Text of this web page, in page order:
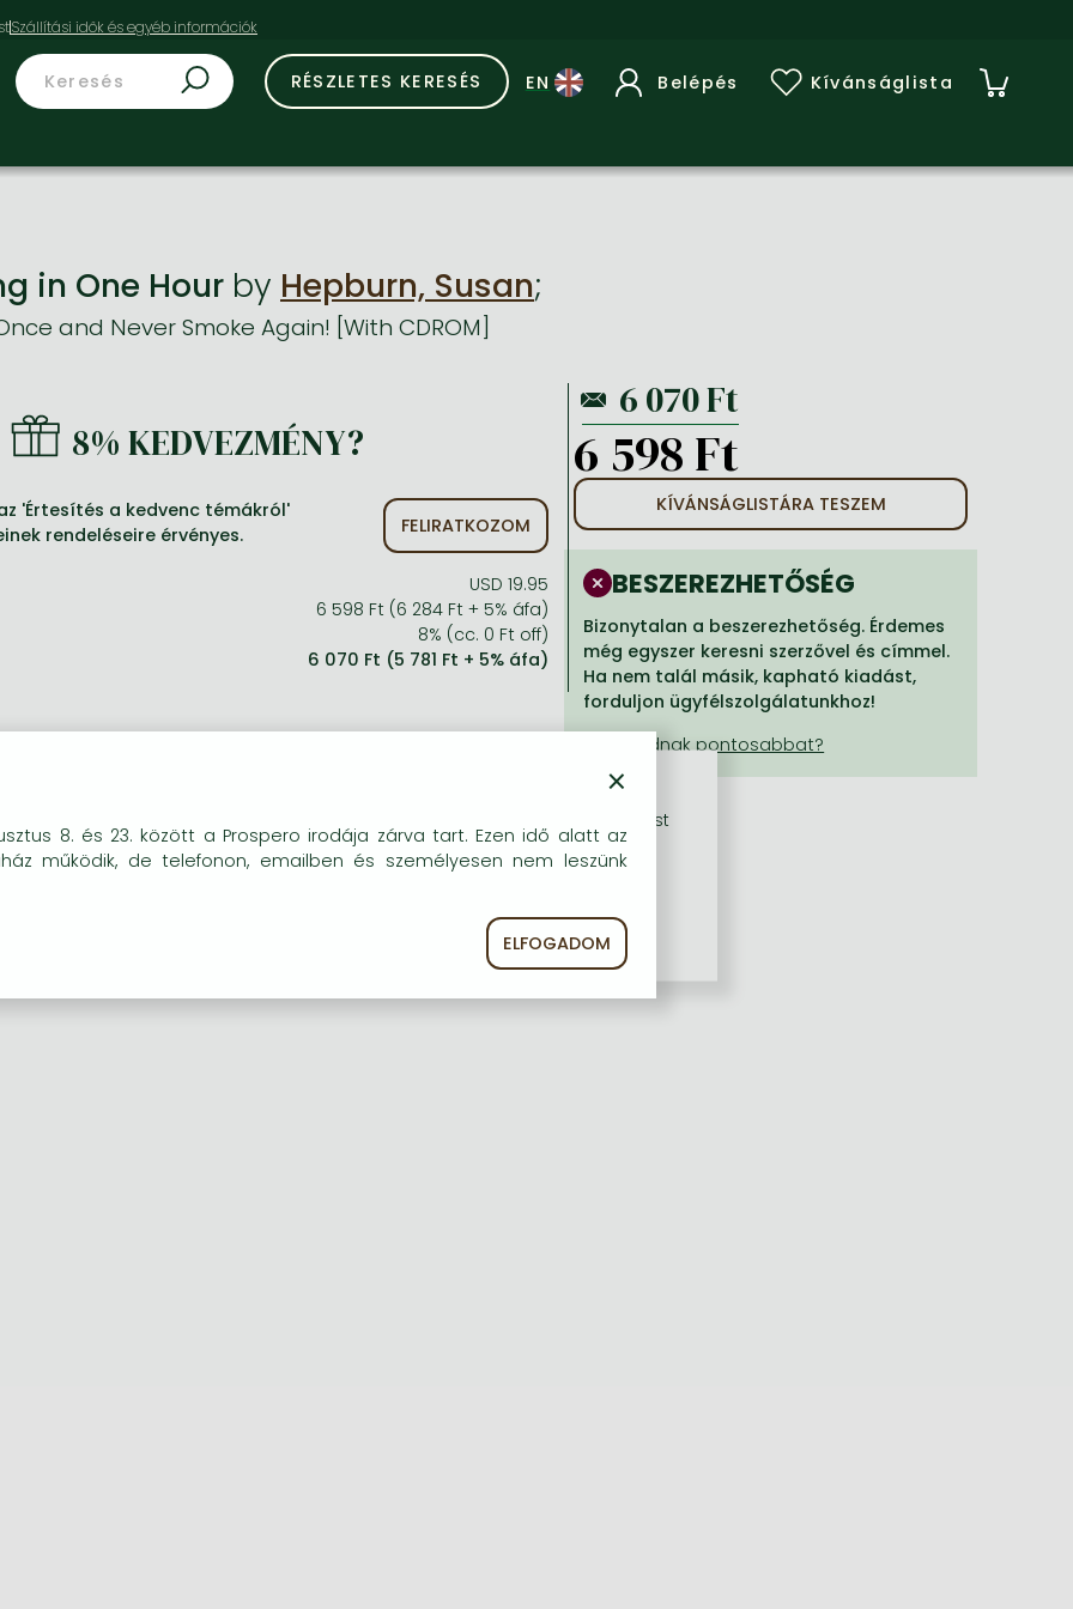
RÉSZLETES KERESÉS Belépés Kívánságlista
in One Hour by Hepburn, Susan;
and Never Smoke Again! [With CDROM]
8% KEDVEZMÉNY?
'Értesítés a kedvenc témákról'
rendeléseire érvényes.
FELIRATKOZOM
USD 19.95
6 598 Ft (6 284 Ft + 5% áfa)
8% (cc. 0 Ft off)
6 070 Ft (5 781 Ft + 5% áfa)
6 598 Ft
KÍVÁNSÁGLISTÁRA TESZEM
BESZEREZHETŐSÉG
Bizonytalan a beszerezhetőség. Érdemes
még egyszer keresni szerzővel és címmel.
Ha nem talál másik, kapható kiadást,
forduljon ügyfélszolgálatunkhoz!
×
8. és 23. között a Prospero irodája zárva tart. Ezen idő alatt az
működik, de telefonon, emailben és személyesen nem leszünk
ELFOGADOM
kat (sütiket) használunk, melyek célja, hogy teljesebb körű szolgáltatást
részére.